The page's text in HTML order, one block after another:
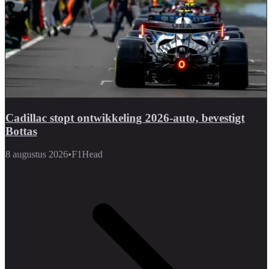
Cadillac stopt ontwikkeling 2026-auto, bevestigt
Bottas
8 augustus 2026•F1Head